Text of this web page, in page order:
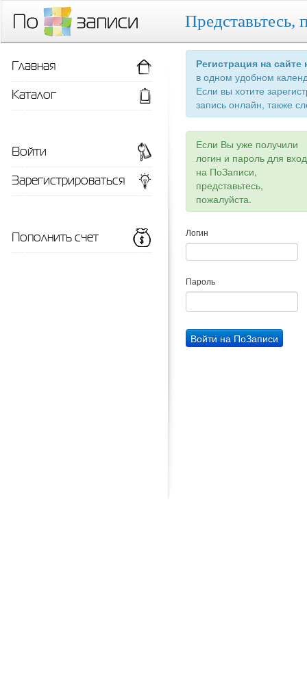
Представьтесь,
Регистрация на
в одном удобном
Если вы хотите
запись онлайн, также
Если Вы уже получили
логин и пароль для
на ПоЗаписи,
представьтесь,
пожалуйста.
Логин
Пароль
Главная
Каталог
Войти
Зарегистрироваться
Пополнить счет